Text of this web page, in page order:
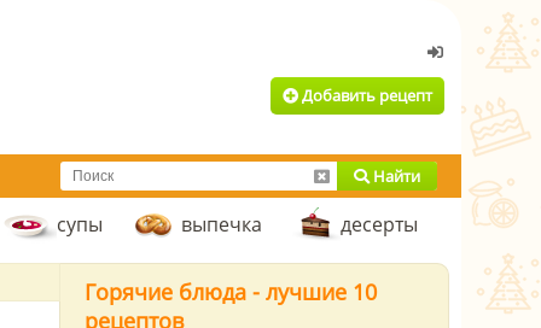
Добавить рецепт
Найти
супы выпечка десерты
Горячие блюда - лучшие 10
рецептов